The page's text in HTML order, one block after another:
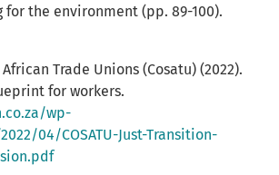
for the environment (pp. 89-100).
Trade Unions (Cosatu) (2022).
for workers.
wp-
04/COSATU-Just-Transition-